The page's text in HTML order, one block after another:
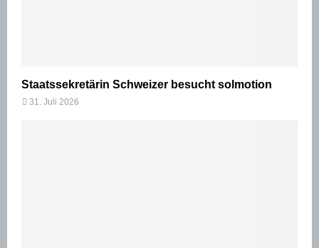
Staatssekretärin Schweizer besucht solmotion
31. Juli 2026